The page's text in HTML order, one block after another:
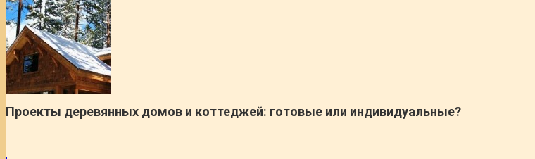
Проекты деревянных домов и коттеджей: готовые или индивидуальные?